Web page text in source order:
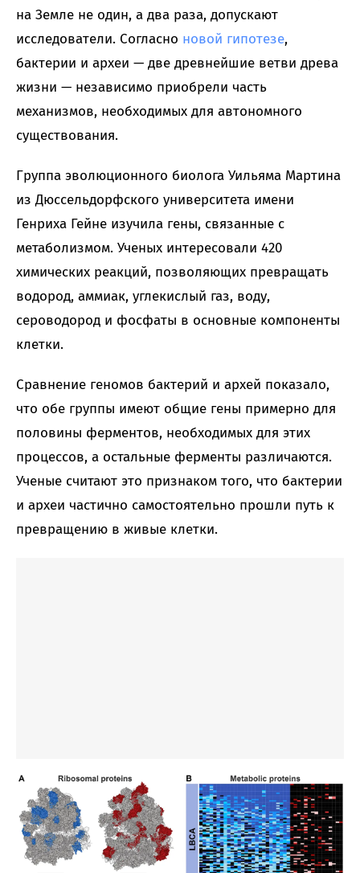
на Земле не один, а два раза, допускают
исследователи. Согласно новой гипотезе,
бактерии и археи — две древнейшие ветви древа
жизни — независимо приобрели часть
механизмов, необходимых для автономного
существования.
Группа эволюционного биолога Уильяма Мартина
из Дюссельдорфского университета имени
Генриха Гейне изучила гены, связанные с
метаболизмом. Ученых интересовали 420
химических реакций, позволяющих превращать
водород, аммиак, углекислый газ, воду,
сероводород и фосфаты в основные компоненты
клетки.
Сравнение геномов бактерий и архей показало,
что обе группы имеют общие гены примерно для
половины ферментов, необходимых для этих
процессов, а остальные ферменты различаются.
Ученые считают это признаком того, что бактерии
и археи частично самостоятельно прошли путь к
превращению в живые клетки.